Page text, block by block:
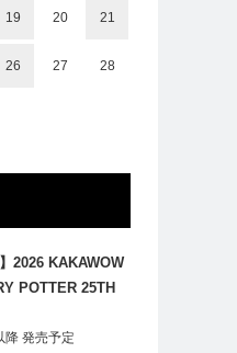
19 20 21
26 27 28
2026 KAKAWOW
POTTER 25TH
TRADING
降 発売予定